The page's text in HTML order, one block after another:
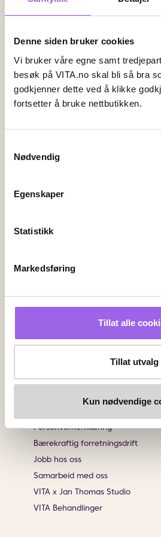
Denne siden bruker cookies
Vi bruker våre egne samt
besøk på VITA.no skal bli så bra
godkjenner dette ved å klikke
fortsetter å bruke nettbutikken.
Nødvendig
Egenskaper
Statistikk
Markedsføring
Tillat alle
Tillat utvalg
Kun nødvendige
Vi leverer med
Kontakt oss
Klikk & Hent
Brukeromtaler
Informasjon
Personvernerklæring
Bærekraftig forretningsdrift
Jobb hos oss
Samarbeid med oss
VITA x Jan Thomas Studio
VITA Behandlinger